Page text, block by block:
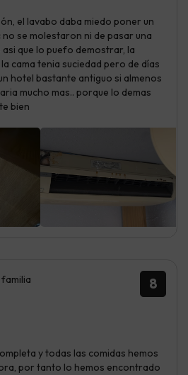
el lavabo daba miedo poner un
no se molestaron ni de pasar una
que lo puefo demostrar, la
cama tenia suciedad pero de días
hotel bastante antiguo si almenos
mucho mas.. porque lo demas
bien
8
y todas las comidas hemos
por tanto lo hemos encontrado